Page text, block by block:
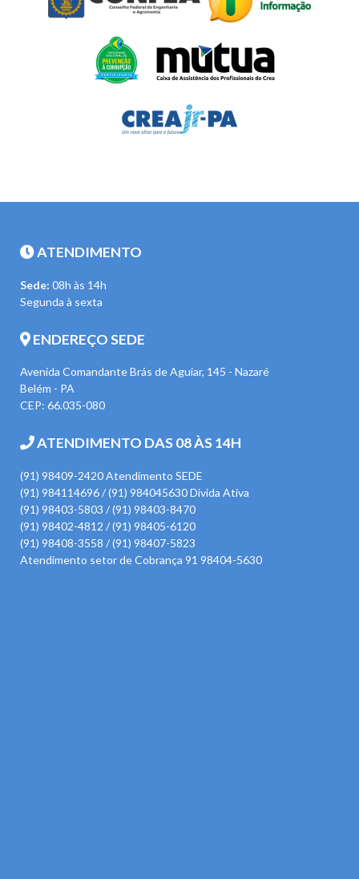
ATENDIMENTO
Sede: 08h às 14h
Segunda à sexta
ENDEREÇO SEDE
Avenida Comandante Brás de Aguiar, 145 - Nazaré
Belém - PA
CEP: 66.035-080
ATENDIMENTO DAS 08 ÀS 14H
(91) 98409-2420 Atendimento SEDE
(91) 984114696 / (91) 984045630 Divida Ativa
(91) 98403-5803 / (91) 98403-8470
(91) 98402-4812 / (91) 98405-6120
(91) 98408-3558 / (91) 98407-5823
Atendimento setor de Cobrança 91 98404-5630